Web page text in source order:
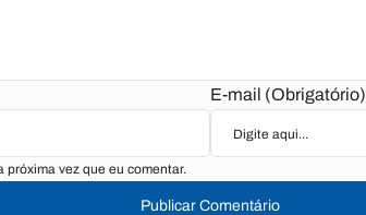
E-mail (Obrigatório)
próxima vez que eu comentar.
Publicar Comentário